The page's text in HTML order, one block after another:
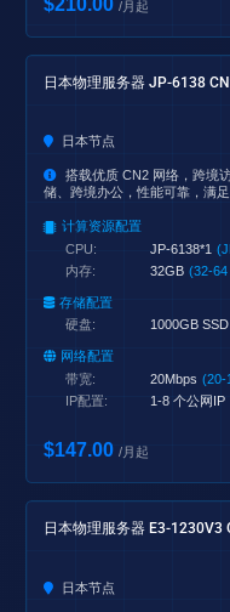
/月起
日本物理服务器 JP-6138
日本节点
搭载优质 CN2 网络，跨境
储、跨境办公，性能可靠，满足
计算资源配置
CPU:
JP-6138*1
内存:
32GB (32-64
存储配置
硬盘:
1000GB SSD
网络配置
带宽:
20Mbps (20-
IP配置:
1-8 个公网IP
$147.00 /月起
日本物理服务器 E3-1230V3
日本节点